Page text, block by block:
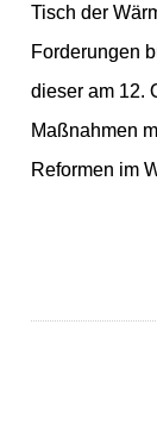
Tisch der
Forderungen
dieser am 12.
Maßnahmen
Reformen im